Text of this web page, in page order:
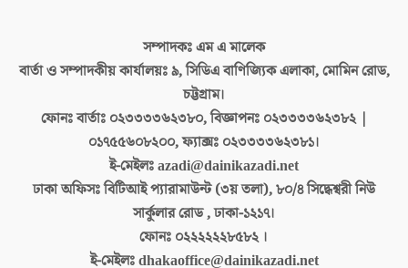
সম্পাদকঃএম এ মালেক
বার্তা ও সম্পাদকীয় কার্যালয়ঃ৯, সিডিএ বাণিজ্যিক এলাকা, মোমিন রোড,
চট্টগ্রাম।
ফোনঃ বার্তাঃ ০২৩৩৩৩৬২৩৮০, বিজ্ঞাপনঃ ০২৩৩৩৩৬২৩৮২ |
০১৭৫৫৬০৮২০০, ফ্যাক্সঃ ০২৩৩৩৩৬২৩৮১।
ই-মেইলঃazadi@dainikazadi.net
ঢাকা অফিসঃবিটিআই প্যারামাউন্ট (৩য় তলা), ৮০/৪ সিদ্ধেশ্বরী নিউ
সার্কুলার রোড , ঢাকা-১২১৭।
ফোনঃ ০২২২২২২৮৫৮২ ।
ই-মেইলঃdhakaoffice@dainikazadi.net